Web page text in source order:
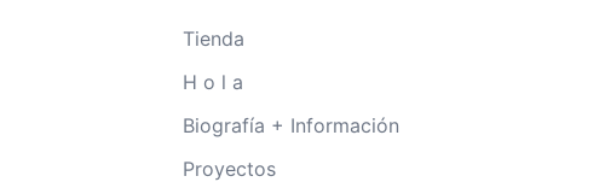
Tienda
H o l a
Biografía + Información
Proyectos